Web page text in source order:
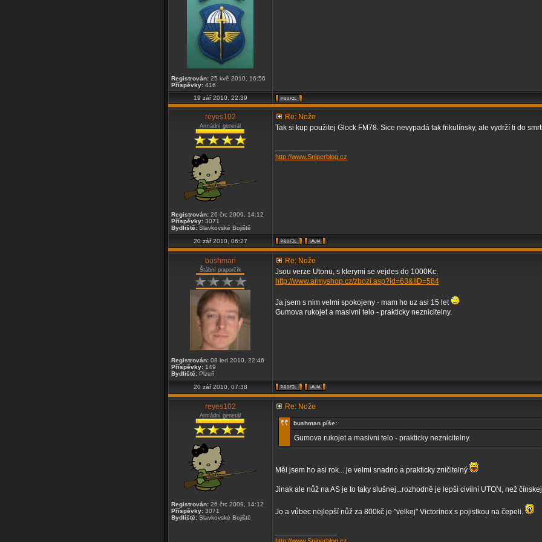
Registrován: 25 kvě 2010, 16:56
Příspěvky: 416
19 zář 2010, 22:39
reyes102
Armádní generál
Registrován: 26 črc 2009, 14:12
Příspěvky: 3071
Bydliště: Slavkovské Bojiště
Re: Nože
Tak si kup použitej Glock FM78. Sice nevypadá tak frikulínsky, ale vydrží ti do
http://www.Sniperblog.cz
20 zář 2010, 06:27
bushman
Štábní praporčík
Registrován: 08 led 2010, 22:46
Příspěvky: 149
Bydliště: Plzeň
Re: Nože
Jsou verze Utonu, s kterymi se vejdes do 1000Kc.
http://www.armyshop.cz/zbozi.asp?id=63&IID=584
Ja jsem s nim velmi spokojeny - mam ho uz asi 15 let
Gumova rukojet a masivni telo - prakticky neznicitelny.
20 zář 2010, 07:38
reyes102
Armádní generál
Registrován: 26 črc 2009, 14:12
Příspěvky: 3071
Bydliště: Slavkovské Bojiště
Re: Nože
bushman píše:
Gumova rukojet a masivni telo - prakticky neznicitelny.
Měl jsem ho asi rok... je velmi snadno a prakticky zničitelný
Jinak ale nůž na AS je to taky slušnej...rozhodně je lepší civilní UTON, než
Jo a vůbec nejlepší nůž za 800kč je "velkej" Victorinox s pojistkou na čepeli.